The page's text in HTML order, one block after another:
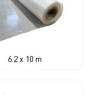
6.2 x 10 m